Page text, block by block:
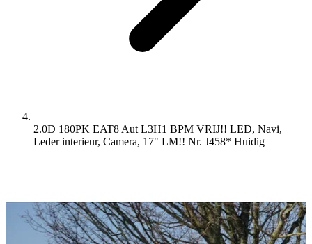
2.0D 180PK EAT8 Aut L3H1 BPM VRIJ!! LED, Navi,
Leder interieur, Camera, 17" LM!! Nr. J458* Huidig